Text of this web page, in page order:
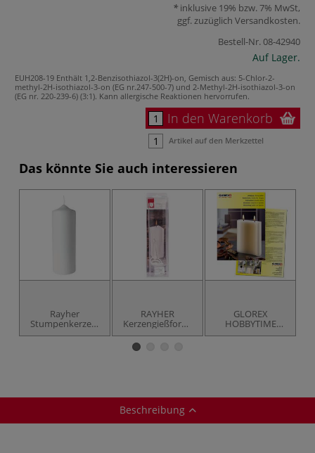
inklusive 19% bzw. 7% MwSt,
ggf. zuzüglich Versandkosten.
Bestell-Nr.08-42940
Auf Lager.
EUH208-19 Enthält 1,2-Benzisothiazol-3(2H)-on, Gemisch aus: 5-Chlor-2-
methyl-2H-isothiazol-3-on (EG nr.247-500-7) und 2-Methyl-2H-isothiazol-3-on
(EG nr. 220-239-6) (3:1). Kann allergische Reaktionen hervorrufen.
In den Warenkorb
Artikel auf den Merkzettel
Das könnte Sie auch interessieren
Rayher
Stumpenkerzen,
verschiedene
RAYHER
Kerzengießform-
Glockenspitze
GLOREX
HOBBYTIME
Biowachs Wachs-
Beschreibung